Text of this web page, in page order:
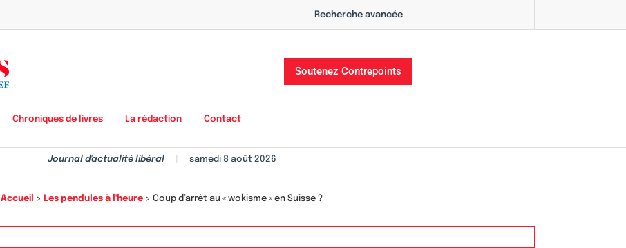
Recherche avancée
Soutenez Contrepoints
Chroniques de livres La rédaction Contact
Journal d'actualité libéral samedi 8 août 2026
Accueil > Les pendules à l'heure > Coup d’arrêt au « wokisme » en Suisse ?